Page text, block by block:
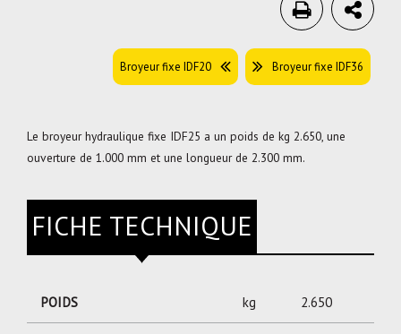
Broyeur fixe IDF20 Broyeur fixe IDF36
Le broyeur hydraulique fixe IDF25 a un poids de kg 2.650, une
ouverture de 1.000 mm et une longueur de 2.300 mm.
FICHE TECHNIQUE
POIDS kg 2.650